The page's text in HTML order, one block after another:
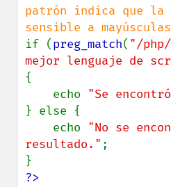
patrón indica que la
if (preg_match( "/
mejor lenguaje de
{
    echo
"Se
} else {
    echo
"No se
resultado." ;
?>